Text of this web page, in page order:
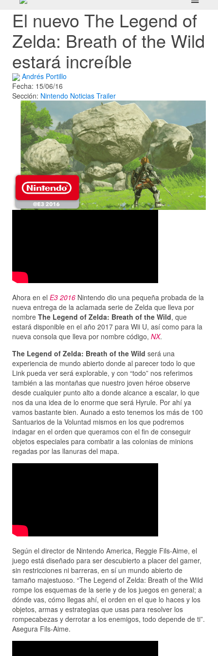
El nuevo The Legend of
Zelda: Breath of the Wild
estará increíble
Andrés Portillo
Fecha: 15/06/16
Sección: Nintendo Noticias Trailer
Ahora en el E3 2016 Nintendo dio una pequeña probada de la
nueva entrega de la aclamada serie de Zelda que lleva por
nombre The Legend of Zelda: Breath of the Wild, que
estará disponible en el año 2017 para Wii U, así como para la
nueva consola que lleva por nombre código, NX.
The Legend of Zelda: Breath of the Wild será una
experiencia de mundo abierto donde al parecer todo lo que
Link pueda ver será explorable, y con “todo” nos referimos
también a las montañas que nuestro joven héroe observe
desde cualquier punto alto a donde alcance a escalar, lo que
nos da una idea de lo enorme que será Hyrule. Por ahí ya
vamos bastante bien. Aunado a esto tenemos los más de 100
Santuarios de la Voluntad mismos en los que podremos
indagar en el orden que queramos con el fin de conseguir
objetos especiales para combatir a las colonias de minions
regadas por las llanuras del mapa.
Según el director de Nintendo America, Reggie Fils-Aime, el
juego está diseñado para ser descubierto a placer del gamer,
sin restricciones ni barreras, en sí un mundo abierto de
tamaño majestuoso. “The Legend of Zelda: Breath of the Wild
rompe los esquemas de la serie y de los juegos en general; a
dónde vas, cómo llegas ahí, el orden en el que lo haces y los
objetos, armas y estrategias que usas para resolver los
rompecabezas y derrotar a los enemigos, todo depende de ti”.
Asegura Fils-Aime.